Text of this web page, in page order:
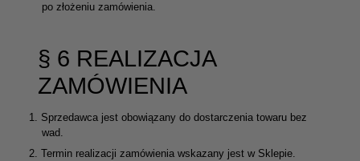
po złożeniu zamówienia.
§ 6 REALIZACJA
ZAMÓWIENIA
1. Sprzedawca jest obowiązany do dostarczenia towaru bez
wad.
2. Termin realizacji zamówienia wskazany jest w Sklepie.